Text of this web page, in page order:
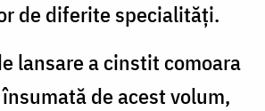
de diferite specialități.
lansare a cinstit comoara
de acest volum,